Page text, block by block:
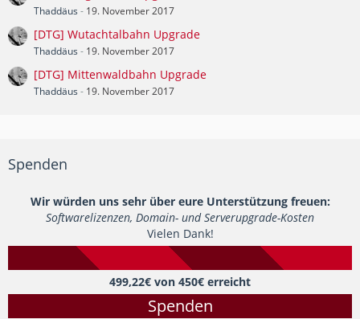
Thaddäus - 19. November 2017
[DTG] Wutachtalbahn Upgrade
Thaddäus - 19. November 2017
[DTG] Mittenwaldbahn Upgrade
Thaddäus - 19. November 2017
Spenden
Wir würden uns sehr über eure Unterstützung freuen:
Softwarelizenzen, Domain- und Serverupgrade-Kosten
Vielen Dank!
499,22€ von 450€ erreicht
Spenden